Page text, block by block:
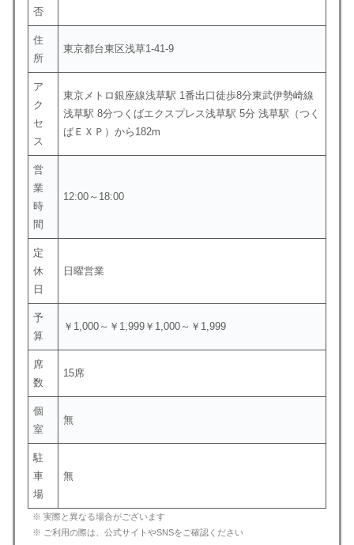
否
住
所
東京都台東区浅草1-41-9
ア
ク
セ
ス
東京メトロ銀座線浅草駅 1番出口徒歩8分東武伊勢崎線
浅草駅 8分つくばエクスプレス浅草駅 5分 浅草駅（つく
ばＥＸＰ）から182m
営
業
時
間
12:00～18:00
定
休
日
日曜営業
予
算
￥1,000～￥1,999￥1,000～￥1,999
席
数
15席
個
室
無
駐
車
場
無
※ 実際と異なる場合がございます
※ ご利用の際は、公式サイトやSNSをご確認ください